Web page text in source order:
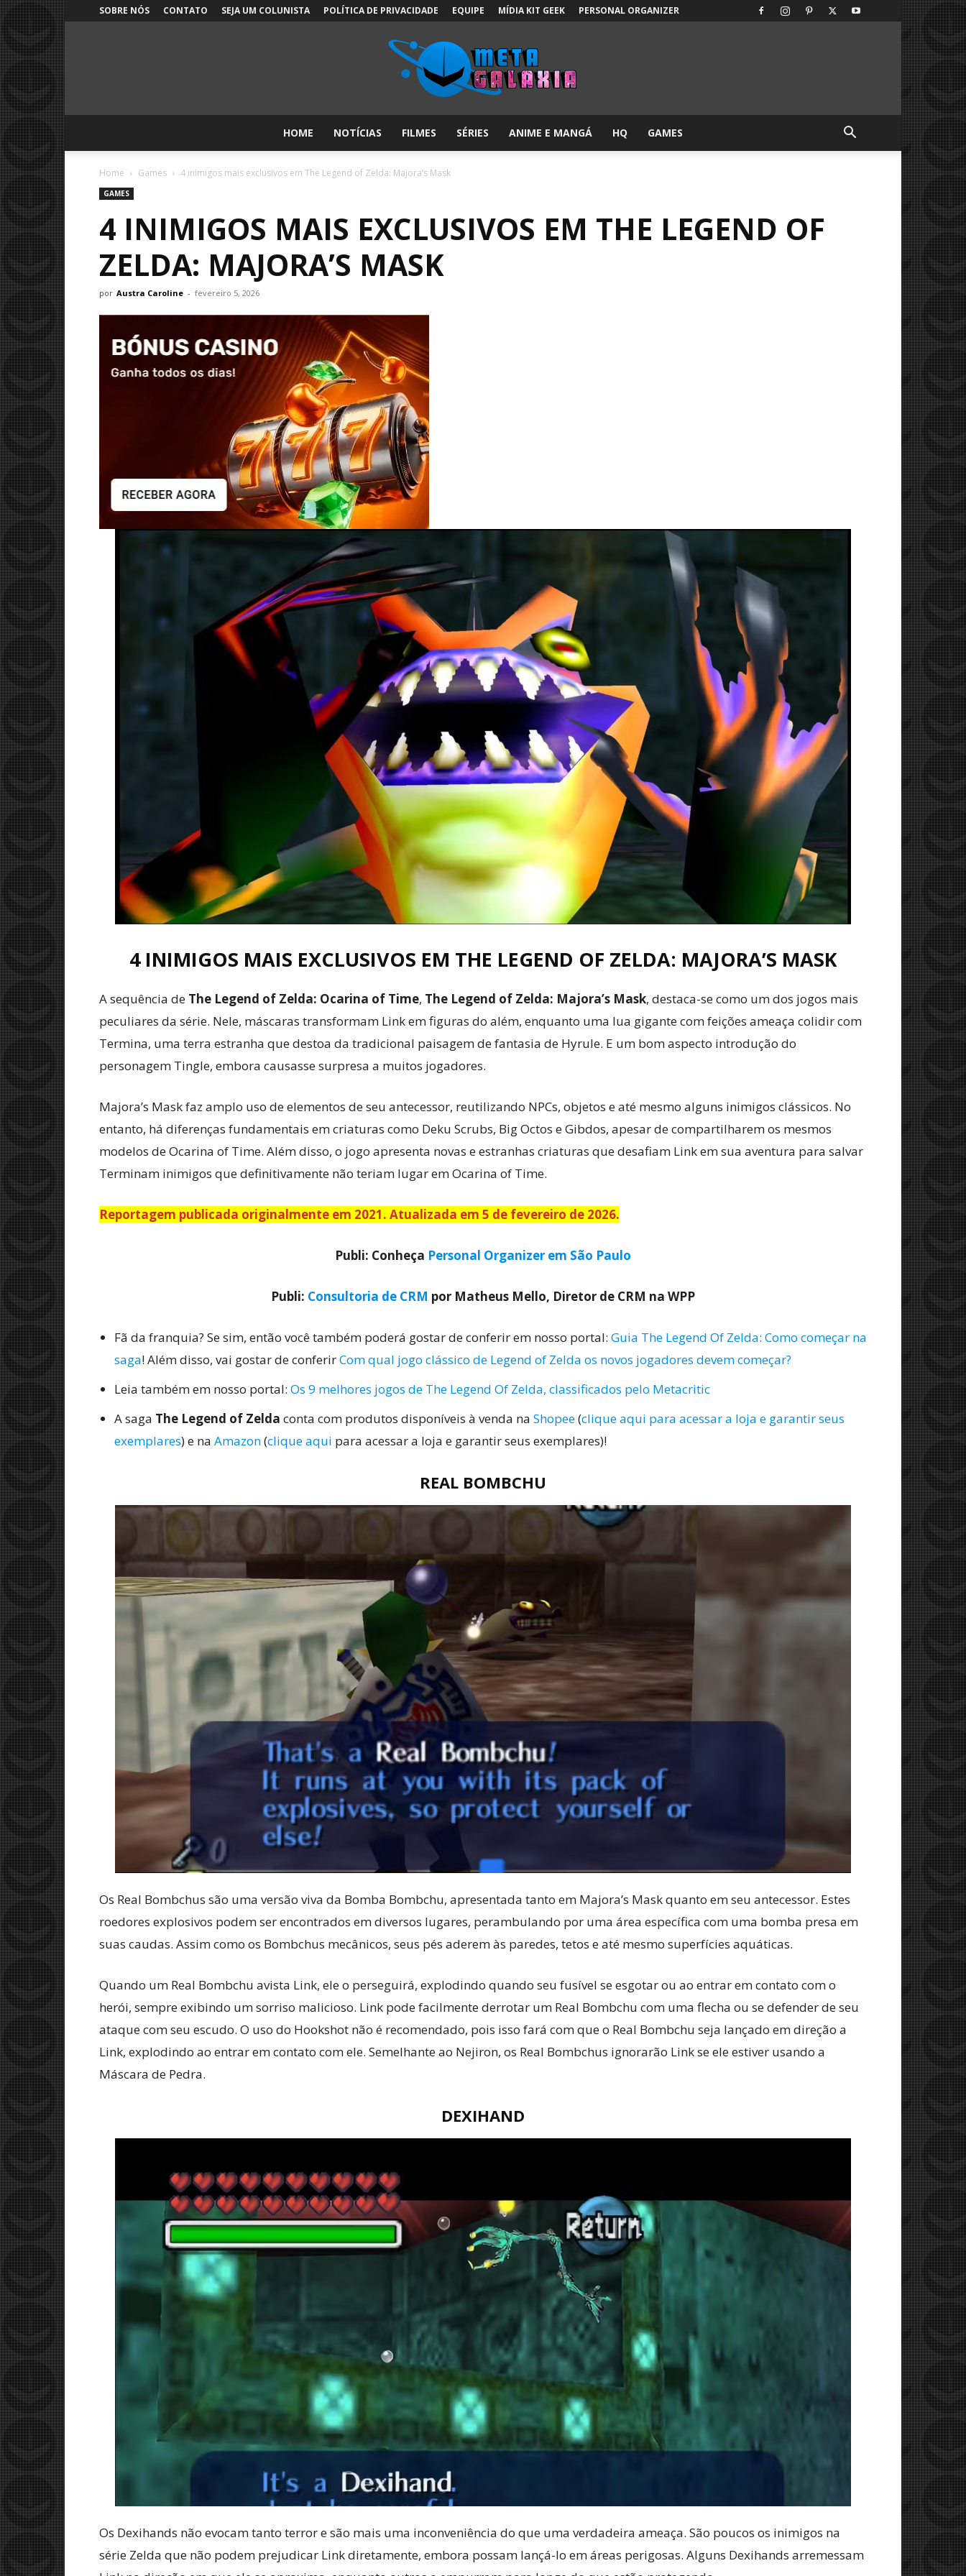
SOBRE NÓS CONTATO SEJA UM COLUNISTA POLÍTICA DE PRIVACIDADE EQUIPE MÍDIA KIT GEEK PERSONAL ORGANIZER
Galáxia:
Cultura
Pop!
HOME NOTÍCIAS FILMES SÉRIES ANIME E MANGÁ HQ GAMES
Home Games 4 inimigos mais exclusivos em The Legend of Zelda: Majora’s Mask
GAMES
4 INIMIGOS MAIS EXCLUSIVOS EM THE LEGEND OF
ZELDA: MAJORA’S MASK
por Austra Caroline - fevereiro 5, 2026
4 INIMIGOS MAIS EXCLUSIVOS EM THE LEGEND OF ZELDA: MAJORA’S MASK
A sequência de The Legend of Zelda: Ocarina of Time, The Legend of Zelda: Majora’s Mask, destaca-se como um dos jogos mais
peculiares da série. Nele, máscaras transformam Link em figuras do além, enquanto uma lua gigante com feições ameaça colidir com
Termina, uma terra estranha que destoa da tradicional paisagem de fantasia de Hyrule. E um bom aspecto introdução do
personagem Tingle, embora causasse surpresa a muitos jogadores.
Majora’s Mask faz amplo uso de elementos de seu antecessor, reutilizando NPCs, objetos e até mesmo alguns inimigos clássicos. No
entanto, há diferenças fundamentais em criaturas como Deku Scrubs, Big Octos e Gibdos, apesar de compartilharem os mesmos
modelos de Ocarina of Time. Além disso, o jogo apresenta novas e estranhas criaturas que desafiam Link em sua aventura para salvar
Terminam inimigos que definitivamente não teriam lugar em Ocarina of Time.
Reportagem publicada originalmente em 2021. Atualizada em 5 de fevereiro de 2026.
Publi: Conheça Personal Organizer em São Paulo
Publi: Consultoria de CRM por Matheus Mello, Diretor de CRM na WPP
Fã da franquia? Se sim, então você também poderá gostar de conferir em nosso portal: Guia The Legend Of Zelda: Como começar na
saga! Além disso, vai gostar de conferirCom qual jogo clássico de Legend of Zelda os novos jogadores devem começar?
Leia também em nosso portal: Os 9 melhores jogos de The Legend Of Zelda, classificados pelo Metacritic
A saga The Legend of Zelda conta com produtos disponíveis à venda na Shopee(clique aqui para acessar a loja e garantir seus
exemplares) e na Amazon(clique aqui para acessar a loja e garantir seus exemplares)!
REAL BOMBCHU
Os Real Bombchus são uma versão viva da Bomba Bombchu, apresentada tanto em Majora’s Mask quanto em seu antecessor. Estes
roedores explosivos podem ser encontrados em diversos lugares, perambulando por uma área específica com uma bomba presa em
suas caudas. Assim como os Bombchus mecânicos, seus pés aderem às paredes, tetos e até mesmo superfícies aquáticas.
Quando um Real Bombchu avista Link, ele o perseguirá, explodindo quando seu fusível se esgotar ou ao entrar em contato com o
herói, sempre exibindo um sorriso malicioso. Link pode facilmente derrotar um Real Bombchu com uma flecha ou se defender de seu
ataque com seu escudo. O uso do Hookshot não é recomendado, pois isso fará com que o Real Bombchu seja lançado em direção a
Link, explodindo ao entrar em contato com ele. Semelhante ao Nejiron, os Real Bombchus ignorarão Link se ele estiver usando a
Máscara de Pedra.
DEXIHAND
Os Dexihands não evocam tanto terror e são mais uma inconveniência do que uma verdadeira ameaça. São poucos os inimigos na
série Zelda que não podem prejudicar Link diretamente, embora possam lançá-lo em áreas perigosas. Alguns Dexihands arremessam